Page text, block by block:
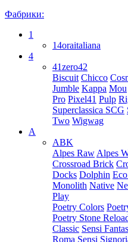
Фабрики:
1
14oraitaliana
4
41zero42
Biscuit Chicco
Jumble Kappa Mou
Pro Pixel41 Pulp
Superclassica SCG
Two Wigwag
A
ABK
Alpes Raw Alpes
Crossroad Brick
Docks Dolphin
Monolith Native
Play
Poetry Colors
Poetry Stone
Classic Sensi
Roma Sensi